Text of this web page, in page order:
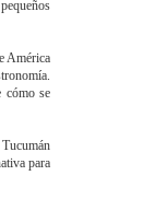
América
cómo se
para